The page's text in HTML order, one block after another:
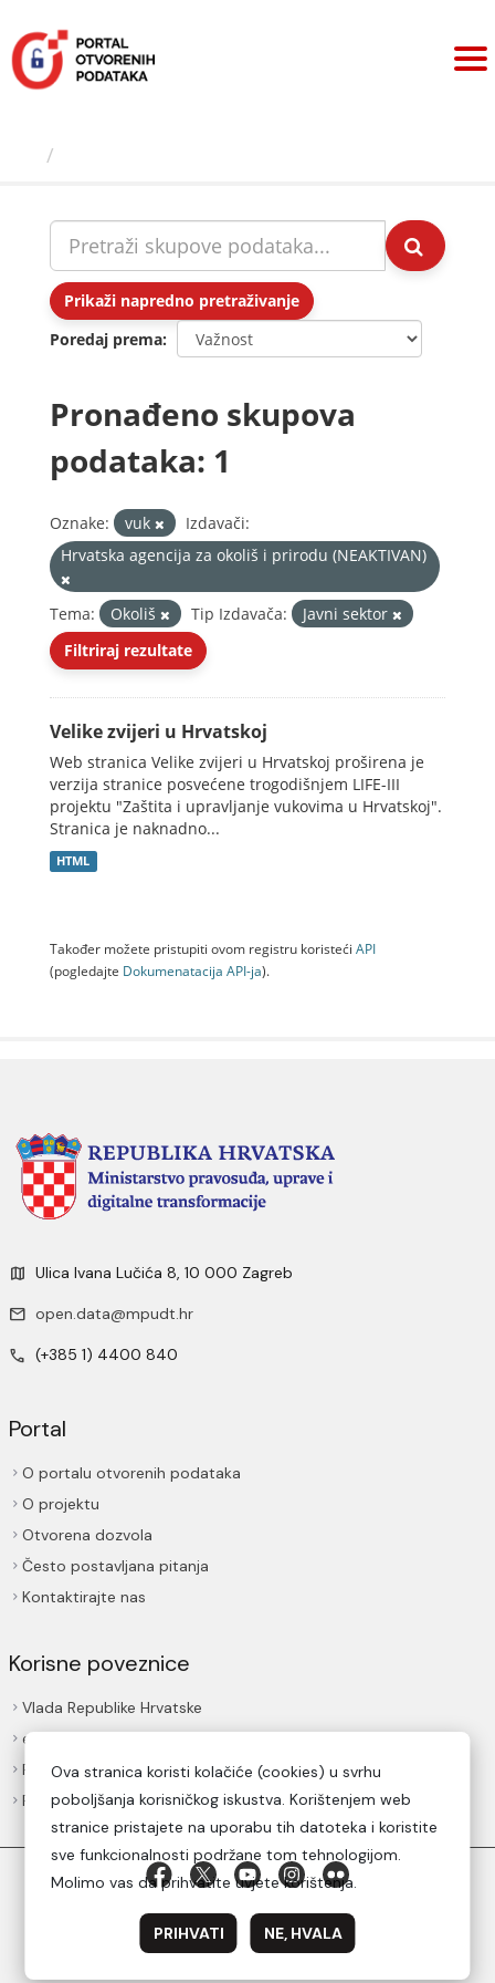
sadržaj
Prikaži napredno pretraživanje
Poredaj prema
Pronađeno skupova
podataka: 1
Oznake: vuk
Izdavači:
Hrvatska agencija za okoliš i prirodu (NEAKTIVAN)
Tema: Okoliš Tip Izdavača:
Javni sektor
Filtriraj rezultate
Velike zvijeri u Hrvatskoj
Web stranica Velike zvijeri u Hrvatskoj proširena je
verzija stranice posvećene trogodišnjem LIFE-III
projektu "Zaštita i upravljanje vukovima u Hrvatskoj".
Stranica je naknadno...
HTML
Također možete pristupiti ovom registru koristeći API
(pogledajte Dokumenаtаcijа API-jа).